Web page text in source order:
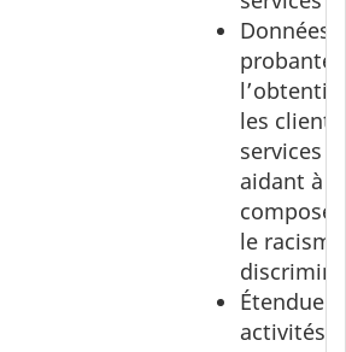
Données
les
services
aidant à
le
Étendue
activités